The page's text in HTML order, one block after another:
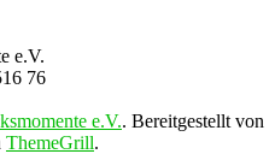
e.V.
76
e.V.. Bereitgestellt von
ThemeGrill.